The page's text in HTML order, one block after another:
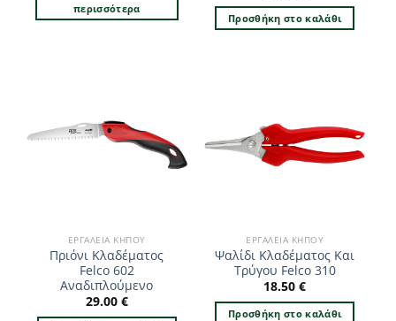
περισσότερα
Προσθήκη στο καλάθι
ΕΡΓΑΛΕΊΑ ΚΉΠΟΥ
Πριόνι Κλαδέματος
Felco 602
Αναδιπλούμενο
29.00 €
ΕΡΓΑΛΕΊΑ ΚΉΠΟΥ
Ψαλίδι Κλαδέματος Και
Τρύγου Felco 310
18.50€
Προσθήκη στο καλάθι